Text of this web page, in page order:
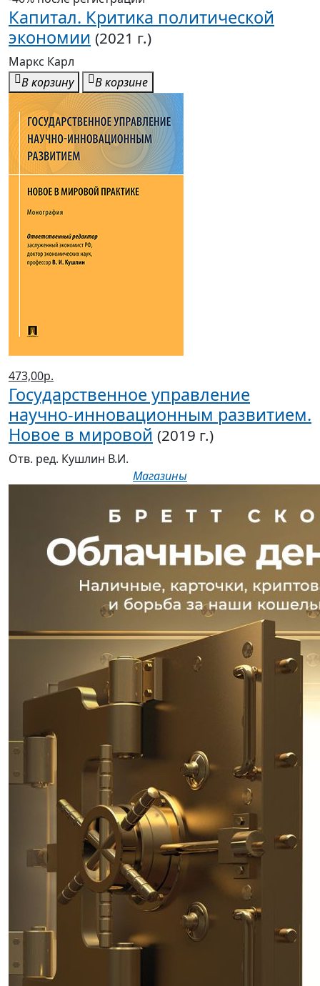
Капитал. Критика политической
экономии (2021 г.)
Маркс Карл
В корзину
В корзине
473,00р.
Государственное управление
научно-инновационным развитием.
Новое в мировой (2019 г.)
Отв. ред. Кушлин В.И.
Магазины